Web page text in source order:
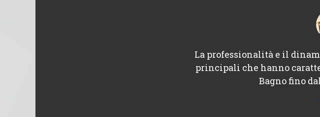
La professionalità e il
principali che hanno
Bagno fino